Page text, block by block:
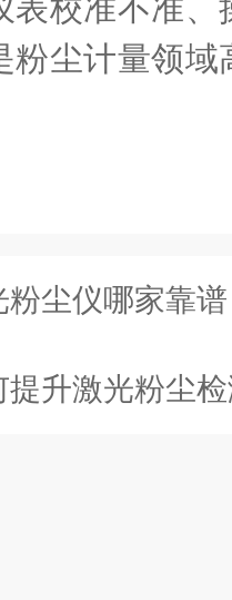
表校准不准
粉尘计量领
尘仪哪家靠谱？市场
激光粉尘检测仪的测量精度